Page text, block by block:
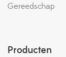
Gereedschap
Producten